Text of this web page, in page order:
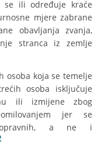
se ili određuje kraće
mjere zabrane
obavljanja zvanja,
stranca iz zemlje
osoba koja se temelje
osoba isključuje
ili izmijene zbog
jer se
a ne i